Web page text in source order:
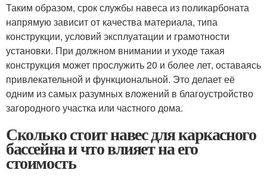
Таким образом, срок службы навеса из поликарбоната
напрямую зависит от качества материала, типа
конструкции, условий эксплуатации и грамотности
установки. При должном внимании и уходе такая
конструкция может прослужить 20 и более лет, оставаясь
привлекательной и функциональной. Это делает её
одним из самых разумных вложений в благоустройство
загородного участка или частного дома.
Сколько стоит навес для каркасного
бассейна и что влияет на его
стоимость